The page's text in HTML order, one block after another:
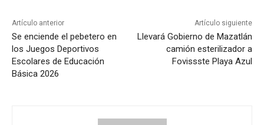
Artículo anterior
Se enciende el pebetero en
los Juegos Deportivos
Escolares de Educación
Básica 2026
Artículo siguiente
Llevará Gobierno de Mazatlán
camión esterilizador a
Fovissste Playa Azul